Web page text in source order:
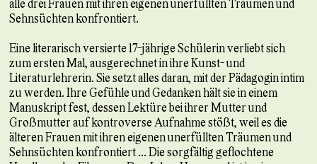
alle drei Frauen mit ihren eigenen unerfüllten Träumen und
Sehnsüchten konfrontiert.
Eine literarisch versierte 17-jährige Schülerin verliebt sich
zum ersten Mal, ausgerechnet in ihre Kunst- und
Literaturlehrerin. Sie setzt alles daran, mit der Pädagogin intim
zu werden. Ihre Gefühle und Gedanken hält sie in einem
Manuskript fest, dessen Lektüre bei ihrer Mutter und
Großmutter auf kontroverse Aufnahme stößt, weil es die
älteren Frauen mit ihren eigenen unerfüllten Träumen und
Sehnsüchten konfrontiert ... Die sorgfältig geflochtene